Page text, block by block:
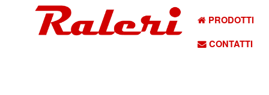
PRODOTTI
CONTATTI